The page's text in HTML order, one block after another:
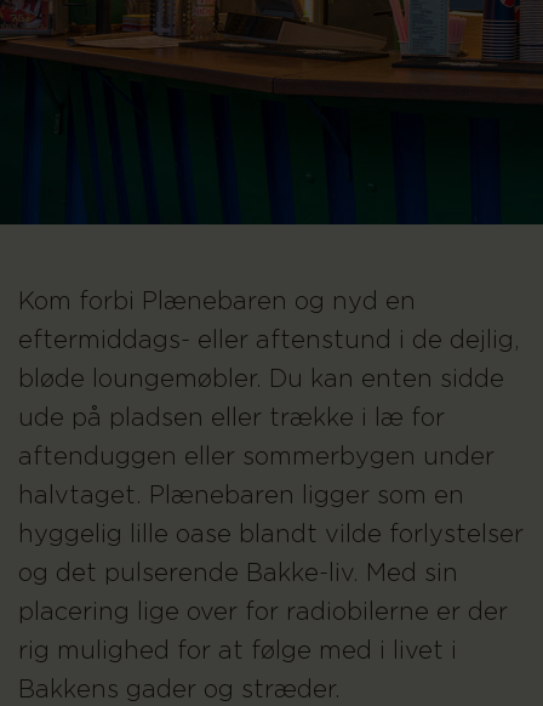
Kom forbi Plænebaren og nyd en
eftermiddags- eller aftenstund i de dejlig,
bløde loungemøbler. Du kan enten sidde
ude på pladsen eller trække i læ for
aftenduggen eller sommerbygen under
halvtaget. Plænebaren ligger som en
hyggelig lille oase blandt vilde forlystelser
og det pulserende Bakke-liv. Med sin
placering lige over for radiobilerne er der
rig mulighed for at følge med i livet i
Bakkens gader og stræder.